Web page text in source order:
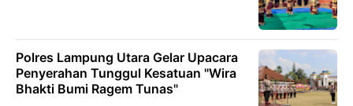
Polres Lampung Utara Gelar Upacara
Penyerahan Tunggul Kesatuan "Wira
Bhakti Bumi Ragem Tunas"